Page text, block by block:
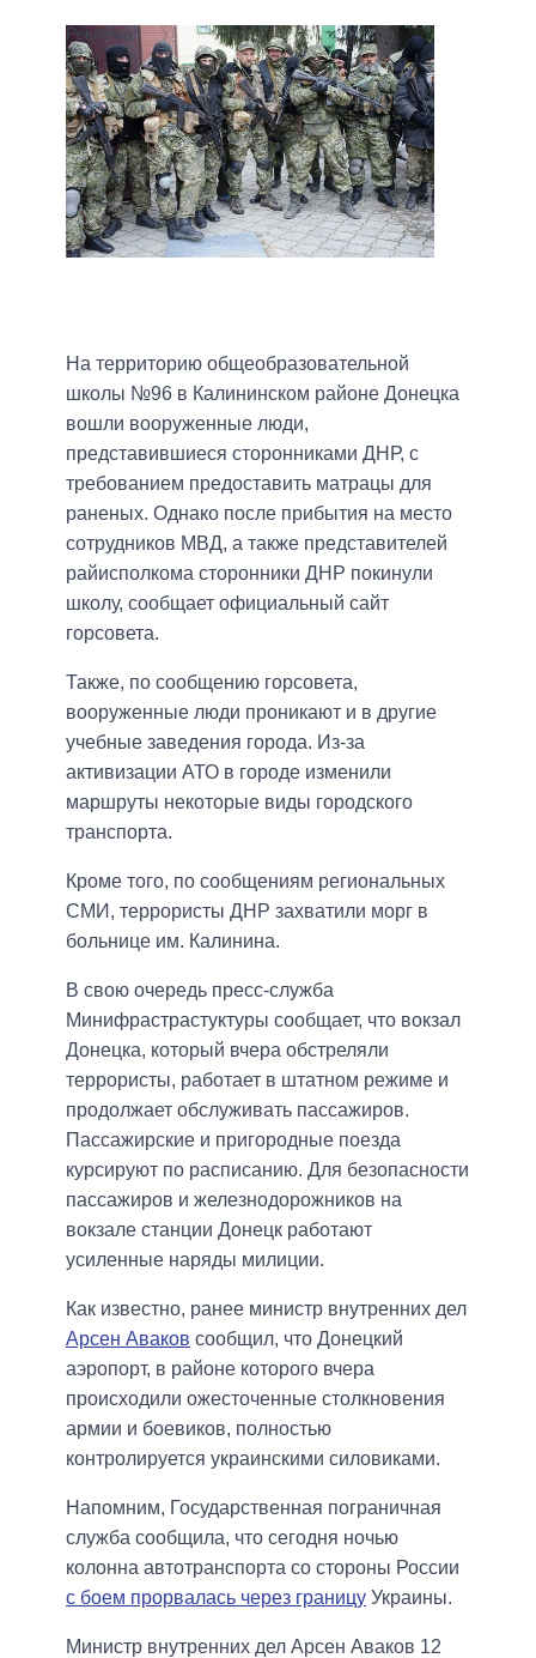
На территорию общеобразовательной
школы №96 в Калининском районе Донецка
вошли вооруженные люди,
представившиеся сторонниками ДНР, с
требованием предоставить матрацы для
раненых. Однако после прибытия на место
сотрудников МВД, а также представителей
райисполкома сторонники ДНР покинули
школу, сообщает официальный сайт
горсовета.
Также, по сообщению горсовета,
вооруженные люди проникают и в другие
учебные заведения города. Из-за
активизации АТО в городе изменили
маршруты некоторые виды городского
транспорта.
Кроме того, по сообщениям региональных
СМИ, террористы ДНР захватили морг в
больнице им. Калинина.
В свою очередь пресс-служба
Минифрастрастуктуры сообщает, что вокзал
Донецка, который вчера обстреляли
террористы, работает в штатном режиме и
продолжает обслуживать пассажиров.
Пассажирские и пригородные поезда
курсируют по расписанию. Для безопасности
пассажиров и железнодорожников на
вокзале станции Донецк работают
усиленные наряды милиции.
Как известно, ранее министр внутренних дел
Арсен Аваков сообщил, что Донецкий
аэропорт, в районе которого вчера
происходили ожесточенные столкновения
армии и боевиков, полностью
контролируется украинскими силовиками.
Напомним, Государственная пограничная
служба сообщила, что сегодня ночью
колонна автотранспорта со стороны России
с боем прорвалась через границу Украины.
Министр внутренних дел Арсен Аваков 12